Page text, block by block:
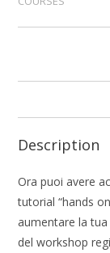
Description
Ora puoi avere
tutorial “hands
aumentare la
del workshop